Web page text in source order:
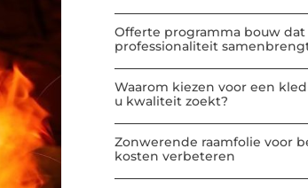
Offerte programma bouw
professionaliteit
Waarom kiezen voor een
u kwaliteit zoekt?
Zonwerende raamfolie voor
kosten verbeteren